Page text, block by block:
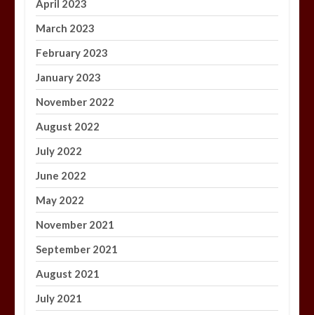
April 2023
March 2023
February 2023
January 2023
November 2022
August 2022
July 2022
June 2022
May 2022
November 2021
September 2021
August 2021
July 2021